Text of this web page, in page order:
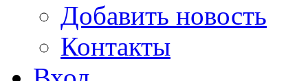
Добавить новость
Контакты